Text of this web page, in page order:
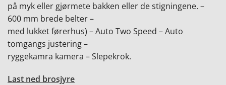
på myk eller gjørmete bakken eller de stigningene. –
600 mm brede belter –
med lukket førerhus) – Auto Two Speed – Auto
tomgangs justering –
ryggekamra kamera – Slepekrok.
Last ned brosjyre